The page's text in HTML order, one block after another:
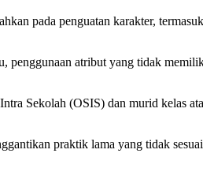
pada penguatan karakter,
penggunaan atribut yang tidak
Sekolah (OSIS) dan murid kelas
praktik lama yang tidak